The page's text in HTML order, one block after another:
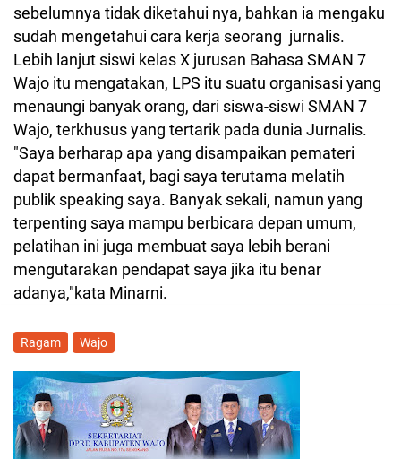
sebelumnya tidak diketahui nya, bahkan ia mengaku
sudah mengetahui cara kerja seorang jurnalis.
Lebih lanjut siswi kelas X jurusan Bahasa SMAN 7
Wajo itu mengatakan, LPS itu suatu organisasi yang
menaungi banyak orang, dari siswa-siswi SMAN 7
Wajo, terkhusus yang tertarik pada dunia Jurnalis.
"Saya berharap apa yang disampaikan pemateri
dapat bermanfaat, bagi saya terutama melatih
publik speaking saya. Banyak sekali, namun yang
terpenting saya mampu berbicara depan umum,
pelatihan ini juga membuat saya lebih berani
mengutarakan pendapat saya jika itu benar
adanya,"kata Minarni.
Ragam Wajo